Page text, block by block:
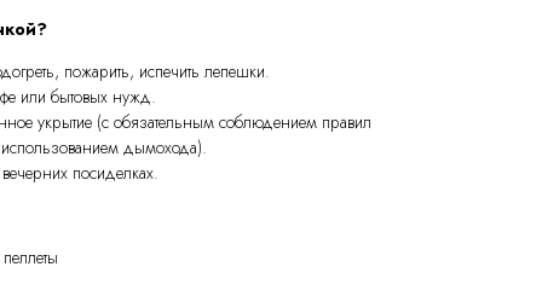
пожарить, испечить лепешки.
или бытовых нужд.
укрытие (с обязательным соблюдением правил
дымохода).
посиделках.